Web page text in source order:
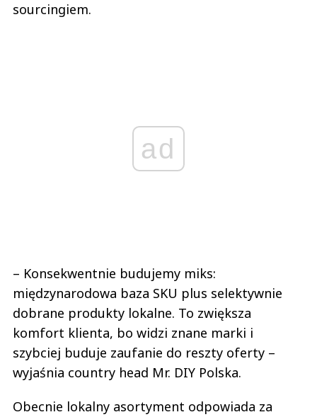
sourcingiem.
ad
– Konsekwentnie budujemy miks:
międzynarodowa baza SKU plus selektywnie
dobrane produkty lokalne. To zwiększa
komfort klienta, bo widzi znane marki i
szybciej buduje zaufanie do reszty oferty –
wyjaśnia country head Mr. DIY Polska.
Obecnie lokalny asortyment odpowiada za